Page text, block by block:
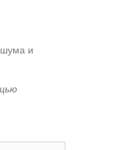
шума и